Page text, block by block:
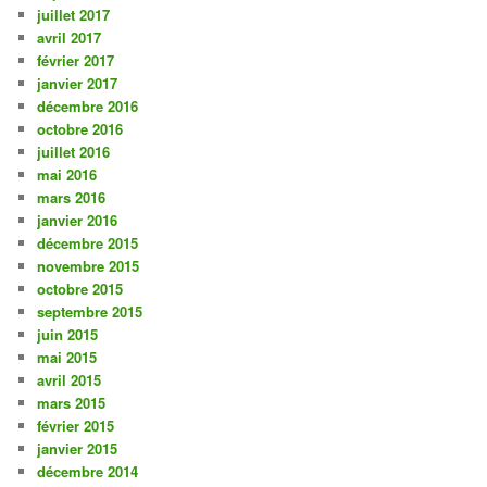
juillet 2017
avril 2017
février 2017
janvier 2017
décembre 2016
octobre 2016
juillet 2016
mai 2016
mars 2016
janvier 2016
décembre 2015
novembre 2015
octobre 2015
septembre 2015
juin 2015
mai 2015
avril 2015
mars 2015
février 2015
janvier 2015
décembre 2014